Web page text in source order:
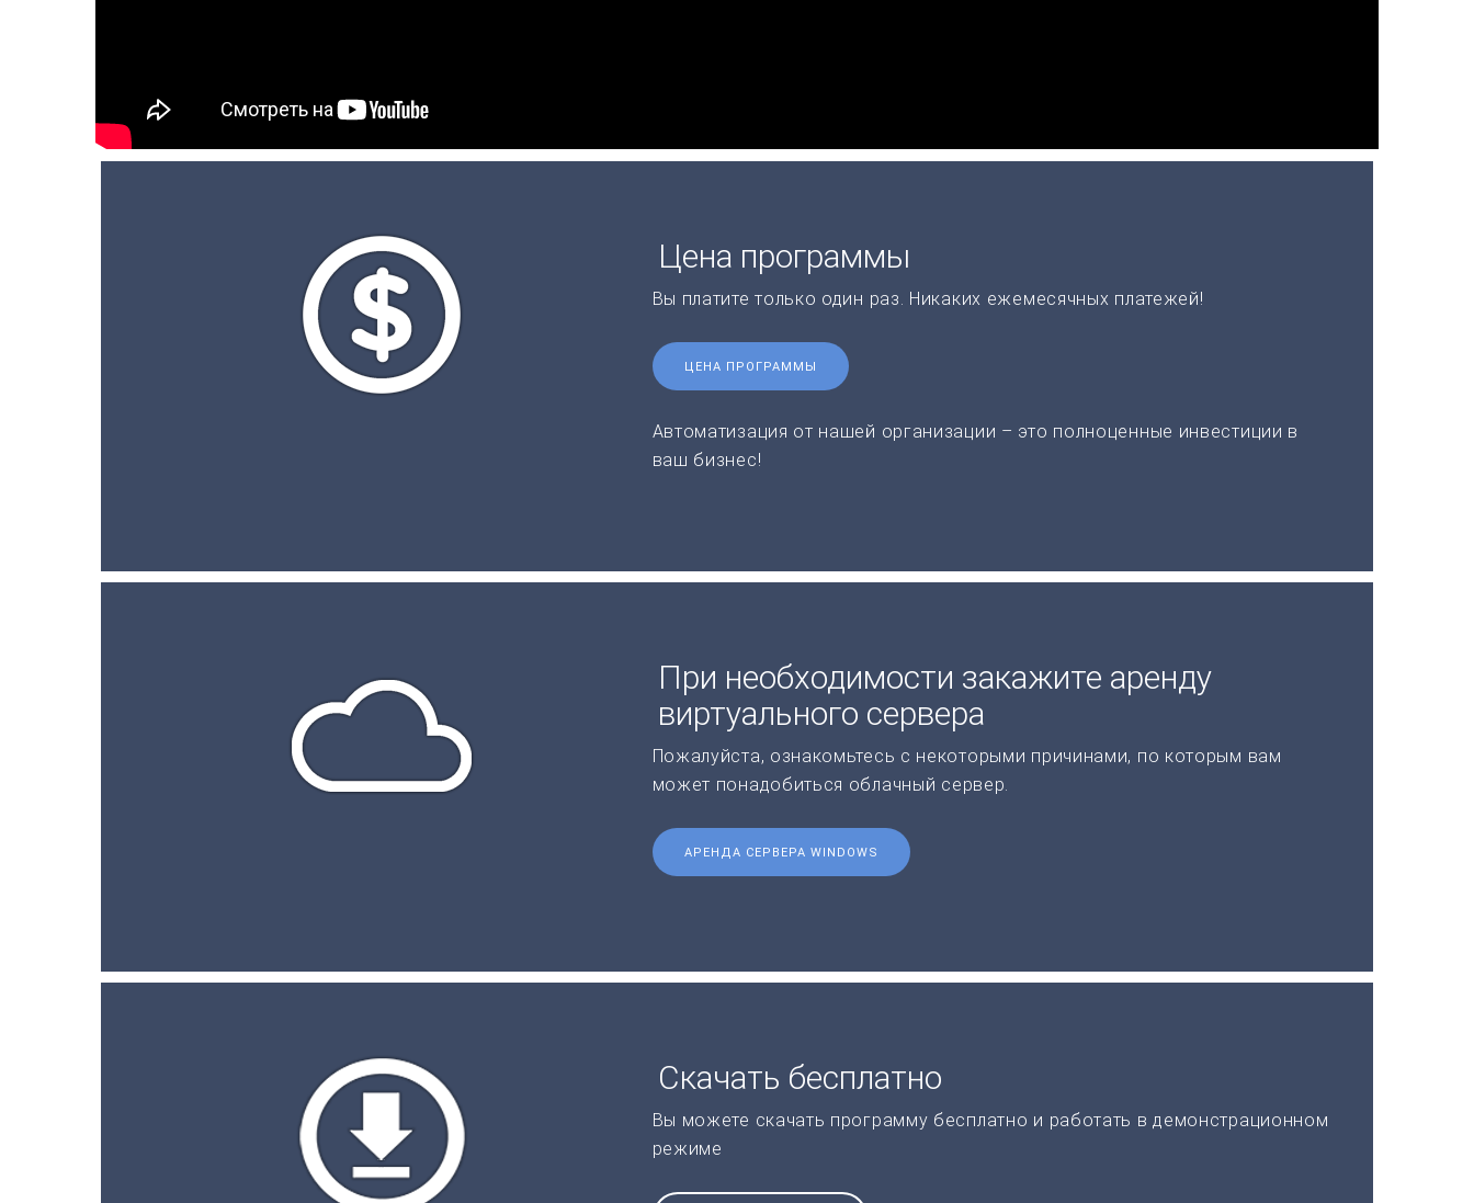
Цена программы
Вы платите только один раз. Никаких ежемесячных платежей!
ЦЕНА ПРОГРАММЫ
Автоматизация от нашей организации – это полноценные инвестиции в
ваш бизнес!
При необходимости закажите аренду
виртуального сервера
Пожалуйста, ознакомьтесь с некоторыми причинами, по которым вам
может понадобиться облачный сервер.
АРЕНДА СЕРВЕРА WINDOWS
Скачать бесплатно
Вы можете скачать программу бесплатно и работать в демонстрационном
режиме